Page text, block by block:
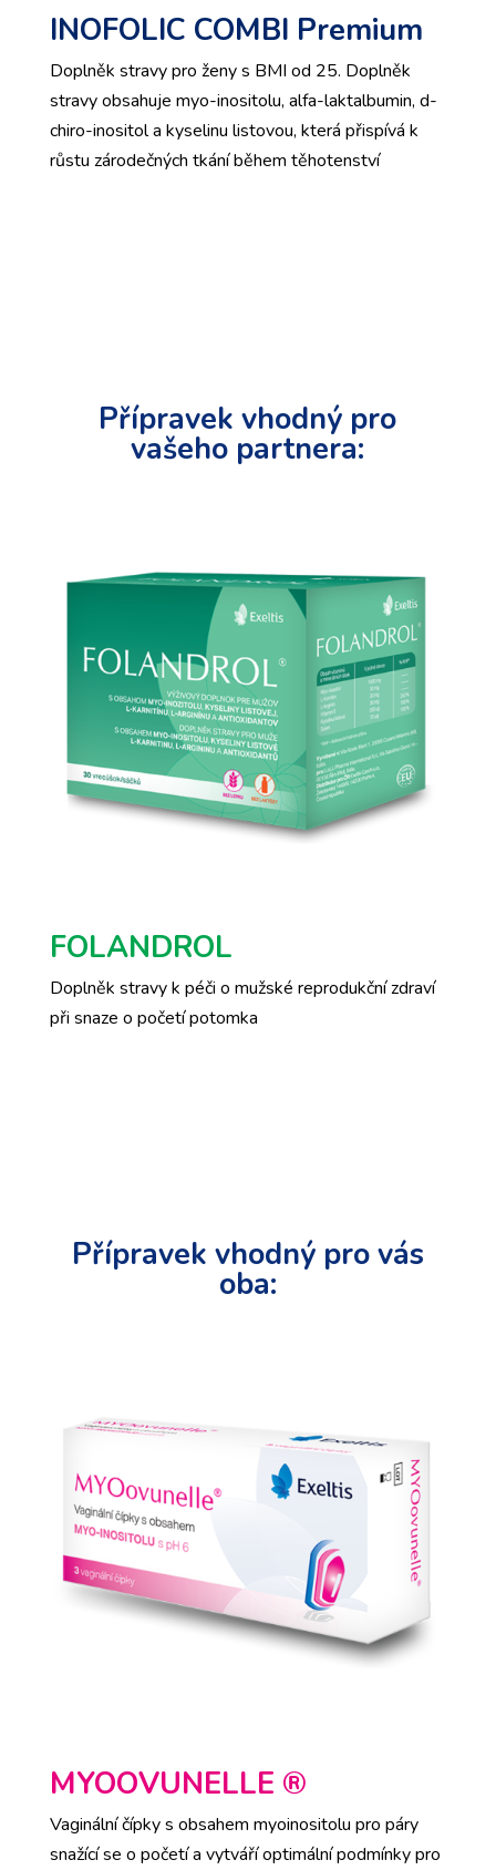
INOFOLIC COMBI Premium
Doplněk stravy pro ženy s BMI od 25. Doplněk
stravy obsahuje myo-inositolu, alfa-laktalbumin, d-
chiro-inositol a kyselinu listovou, která přispívá k
růstu zárodečných tkání během těhotenství
Přípravek vhodný pro
vašeho partnera:
FOLANDROL
Doplněk stravy k péči o mužské reprodukční zdraví
při snaze o početí potomka
Přípravek vhodný pro vás
oba:
MYOOVUNELLE ®
Vaginální čípky s obsahem myoinositolu pro páry
snažící se o početí a vytváří optimální podmínky pro